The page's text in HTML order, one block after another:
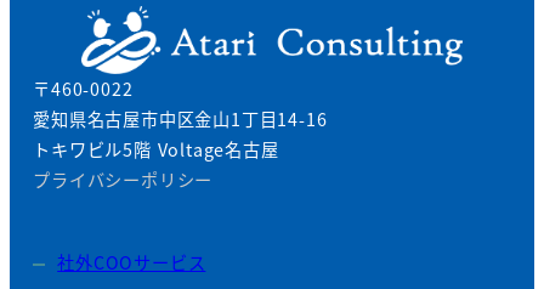
〒460-0022
愛知県名古屋市中区金山1丁目14-16
トキワビル5階 Voltage名古屋
プライバシーポリシー
社外COOサービス